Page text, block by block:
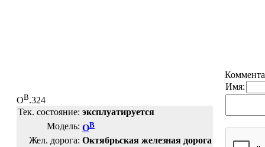
ОВ.324
Тек. состояние: эксплуатируется
Модель: ОВ
Жел. дорога: Октябрьская железная дорога
Имя: